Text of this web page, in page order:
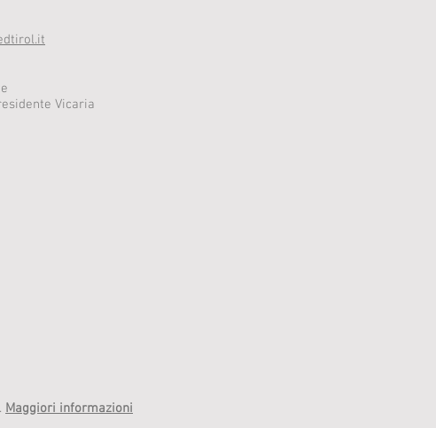
Vicaria
Maggiori informazioni